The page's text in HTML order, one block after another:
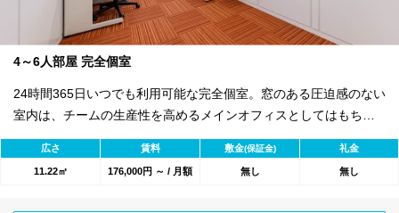
4～6人部屋 完全個室
24時間365日いつでも利用可能な完全個室。窓のある圧迫感のない
室内は、チームの生産性を高めるメインオフィスとしてはもちろ
ん、メンバー間のコミュニケーションを重視するクリエイティブ
な職場としても最適な環境です。 セキュリティ面では、エントラ
ンスのオートロック完備に加え、各お部屋も個別に施錠が可能。
広さ 賃料 敷金(保証金) 礼金
11.22㎡ 176,000円 ～ / 月額 無し 無し